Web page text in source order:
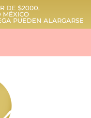
DE $2000,
MÉXICO
PUEDEN ALARGARSE